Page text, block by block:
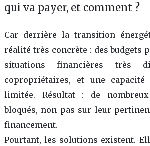
qui va payer, et comment ?
Car derrière la transition
réalité très concrète : des budgets
situations financières très
copropriétaires, et une capacité
limitée. Résultat : de
bloqués, non pas sur leur
financement.
Pourtant, les solutions existent.